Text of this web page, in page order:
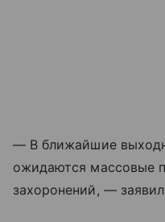
— В ближайшие
ожидаются массовые
захоронений, —